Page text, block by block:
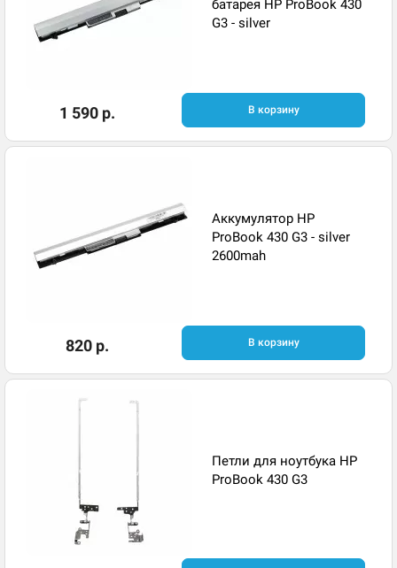
батарея HP ProBook 430
G3 - silver
1 590 р. В корзину
Аккумулятор HP
ProBook 430 G3 - silver
2600mah
820 р. В корзину
Петли для ноутбука HP
ProBook 430 G3